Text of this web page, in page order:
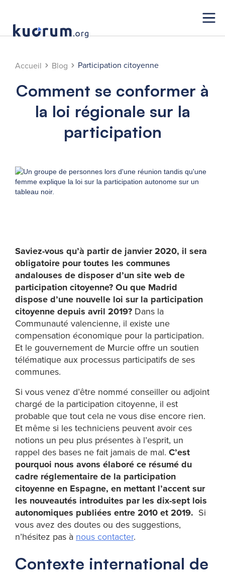
Accueil Blog Participation citoyenne
Comment se conformer à
la loi régionale sur la
participation
Saviez-vous qu’à partir de janvier 2020, il sera
obligatoire pour toutes les communes
andalouses de disposer d’un site web de
participation citoyenne? Ou que Madrid
dispose d’une nouvelle loi sur la participation
citoyenne depuis avril 2019? Dans la
Communauté valencienne, il existe une
compensation économique pour la participation.
Et le gouvernement de Murcie offre un soutien
télématique aux processus participatifs de ses
communes.
Si vous venez d’être nommé conseiller ou adjoint
chargé de la participation citoyenne, il est
probable que tout cela ne vous dise encore rien.
Et même si les techniciens peuvent avoir ces
notions un peu plus présentes à l’esprit, un
rappel des bases ne fait jamais de mal. C’est
pourquoi nous avons élaboré ce résumé du
cadre réglementaire de la participation
citoyenne en Espagne, en mettant l’accent sur
les nouveautés introduites par les dix-sept lois
autonomiques publiées entre 2010 et 2019. Si
vous avez des doutes ou des suggestions,
n’hésitez pas à nous contacter.
Contexte international de